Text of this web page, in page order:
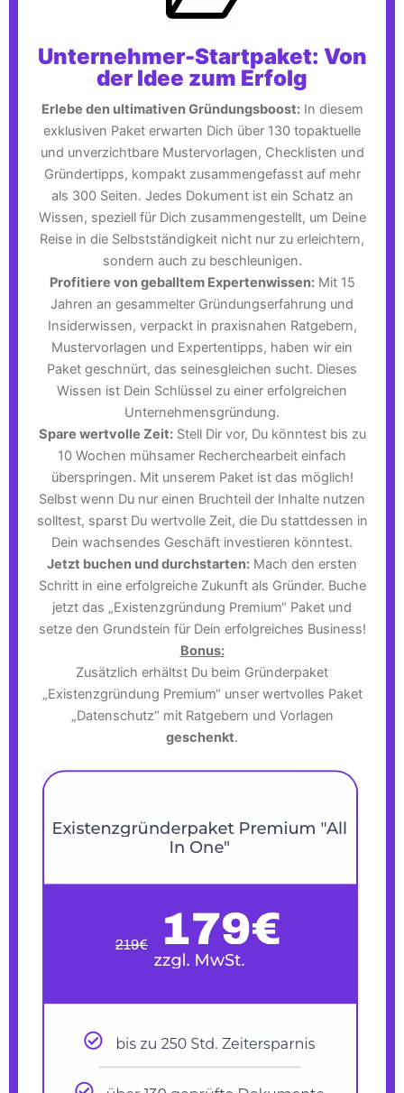
Unternehmer-Startpaket: Von
der Idee zum Erfolg
Erlebe den ultimativen Gründungsboost:In diesem
exklusiven Paket erwarten Dich über 130 topaktuelle
und unverzichtbare Mustervorlagen, Checklisten und
Gründertipps, kompakt zusammengefasst auf mehr
als 300 Seiten. Jedes Dokument ist ein Schatz an
Wissen, speziell für Dich zusammengestellt, um Deine
Reise in die Selbstständigkeit nicht nur zu erleichtern,
sondern auch zu beschleunigen.
Profitiere von geballtem Expertenwissen:Mit 15
Jahren an gesammelter Gründungserfahrung und
Insiderwissen, verpackt in praxisnahen Ratgebern,
Mustervorlagen und Expertentipps, haben wir ein
Paket geschnürt, das seinesgleichen sucht. Dieses
Wissen ist Dein Schlüssel zu einer erfolgreichen
Unternehmensgründung.
Spare wertvolle Zeit:Stell Dir vor, Du könntest bis zu
10 Wochen mühsamer Recherchearbeit einfach
überspringen. Mit unserem Paket ist das möglich!
Selbst wenn Du nur einen Bruchteil der Inhalte nutzen
solltest, sparst Du wertvolle Zeit, die Du stattdessen in
Dein wachsendes Geschäft investieren könntest.
Jetzt buchen und durchstarten: Mach den ersten
Schritt in eine erfolgreiche Zukunft als Gründer. Buche
jetzt das „Existenzgründung Premium“ Paket und
setze den Grundstein für Dein erfolgreiches Business!
Bonus:
Zusätzlich erhältst Du beim Gründerpaket
„Existenzgründung Premium“ unser wertvolles Paket
„Datenschutz“ mit Ratgebern und Vorlagen
geschenkt.